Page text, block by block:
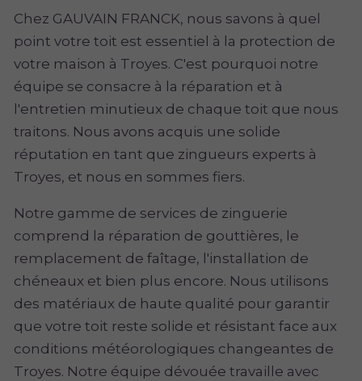
Chez GAUVAIN FRANCK, nous savons à quel
point votre toit est essentiel à la protection de
votre maison à Troyes. C'est pourquoi notre
équipe se consacre à la réparation et à
l'entretien minutieux de chaque toit que nous
traitons. Nous avons acquis une solide
réputation en tant que zingueurs experts à
Troyes, et nous en sommes fiers.
Notre gamme de services de zinguerie
comprend la réparation de gouttières, le
remplacement de faîtage, l'installation de
chéneaux et bien plus encore. Nous utilisons
des matériaux de haute qualité pour garantir
que votre toit reste solide et résistant face aux
conditions météorologiques changeantes de
Troyes. Notre équipe dévouée travaille avec